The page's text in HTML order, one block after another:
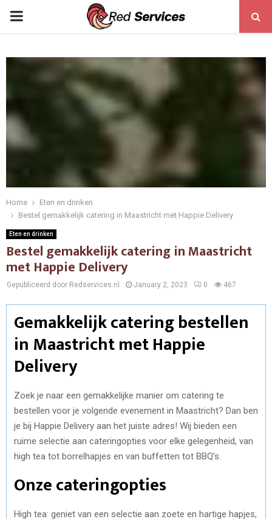
PRIMARY
Home
Eten en drinken
Bestel gemakkelijk catering in Maastricht met Happie Delivery
Eten en drinken
Bestel gemakkelijk catering in Maastricht
met Happie Delivery
Gepubliceerd door Redservices.nl January 2, 2023 0 467
Gemakkelijk catering bestellen
in Maastricht met Happie
Delivery
Zoek je naar een gemakkelijke manier om catering te
bestellen voor je volgende evenement in Maastricht? Dan ben
je bij Happie Delivery aan het juiste adres! Wij bieden een
ruime selectie aan cateringopties voor elke gelegenheid, van
high tea tot borrelhapjes en van buffetten tot BBQ’s.
Onze cateringopties
High tea: geniet van een selectie aan zoete en hartige hapjes,